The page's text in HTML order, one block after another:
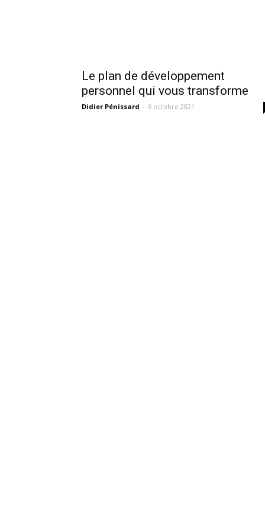
Le plan de développement
personnel qui vous transforme
Didier Pénissard - 6 octobre 2021